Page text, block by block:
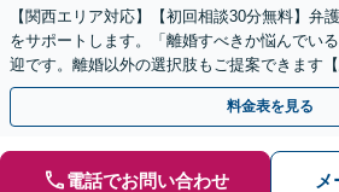
【関西エリア対応】【初回相談30分無料】弁
をサポートします。「離婚すべきか悩んでい
迎です。離婚以外の選択肢もご提案できます【
料金表を見る
電話でお問い合わせ